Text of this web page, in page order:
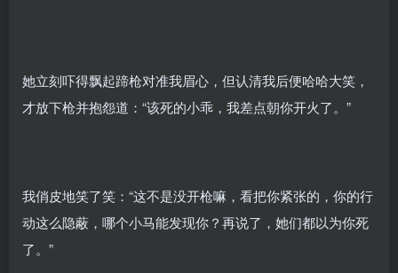
她立刻吓得飘起蹄枪对准我眉心，但认清我后便哈哈大笑，
才放下枪并抱怨道：“该死的小乖，我差点朝你开火了。”
我俏皮地笑了笑：“这不是没开枪嘛，看把你紧张的，你的行
动这么隐蔽，哪个小马能发现你？再说了，她们都以为你死
了。”